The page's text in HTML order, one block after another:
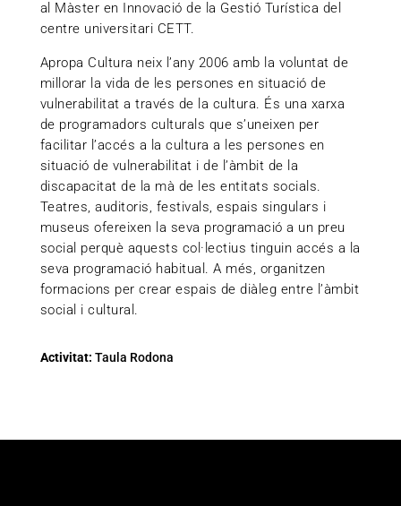
al Màster en Innovació de la Gestió Turística del
centre universitari CETT.
Apropa Cultura neix l’any 2006 amb la voluntat de
millorar la vida de les persones en situació de
vulnerabilitat a través de la cultura. És una xarxa
de programadors culturals que s’uneixen per
facilitar l’accés a la cultura a les persones en
situació de vulnerabilitat i de l’àmbit de la
discapacitat de la mà de les entitats socials.
Teatres, auditoris, festivals, espais singulars i
museus ofereixen la seva programació a un preu
social perquè aquests col·lectius tinguin accés a la
seva programació habitual. A més, organitzen
formacions per crear espais de diàleg entre l’àmbit
social i cultural.
Activitat: Taula Rodona